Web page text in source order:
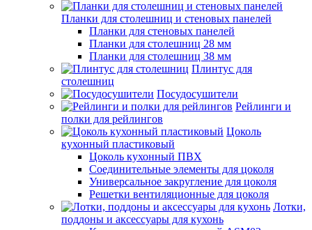
Планки для столешниц и стеновых панелей
Планки для стеновых панелей
Планки для столешниц 28 мм
Планки для столешниц 38 мм
Плинтус для
столешниц
Посудосушители
Рейлинги и
полки для рейлингов
Цоколь
кухонный пластиковый
Цоколь кухонный ПВХ
Соединительные элементы для цоколя
Универсальное закругление для цоколя
Решетки вентиляционные для цоколя
Лотки,
поддоны и аксессуары для кухонь